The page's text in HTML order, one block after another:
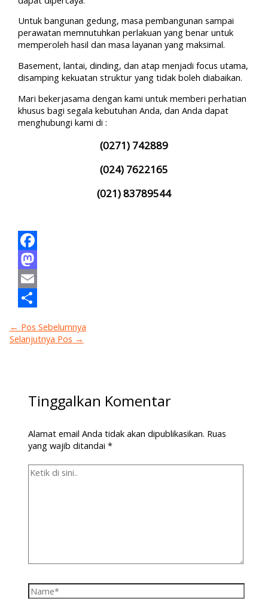
Untuk bangunan gedung, masa pembangunan sampai
perawatan memnutuhkan perlakuan yang benar untuk
memperoleh hasil dan masa layanan yang maksimal.
Basement, lantai, dinding, dan atap menjadi focus utama,
disamping kekuatan struktur yang tidak boleh diabaikan.
Mari bekerjasama dengan kami untuk memberi perhatian
khusus bagi segala kebutuhan Anda, dan Anda dapat
menghubungi kami di :
(0271) 742889
(024) 7622165
(021) 83789544
Facebook
Mastodon
Email
← Pos Sebelumnya
Selanjutnya Pos →
Tinggalkan Komentar
Alamat email Anda tidak akan dipublikasikan. Ruas
yang wajib ditandai*